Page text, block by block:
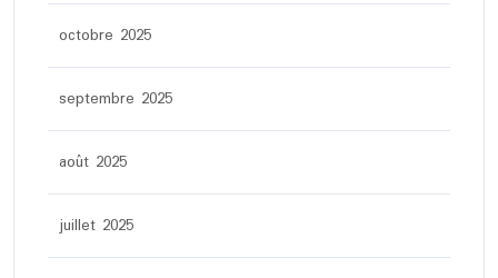
octobre 2025
septembre 2025
août 2025
juillet 2025